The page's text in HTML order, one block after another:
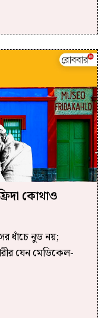
কোথাও
ধাঁচে নুড নয়;
যেন মেডিকেল-